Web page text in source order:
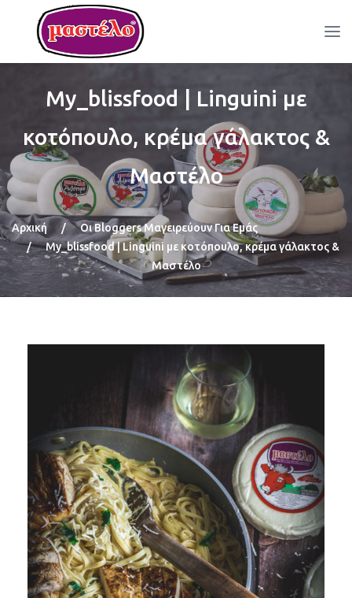
My_blissfood | Linguini με
κοτόπουλο, κρέμα γάλακτος &
Μαστέλο
Αρχική /
Οι Bloggers Μαγειρεύουν Για Εμάς
/
My_blissfood | Linguini με κοτόπουλο, κρέμα γάλακτος &
Μαστέλο